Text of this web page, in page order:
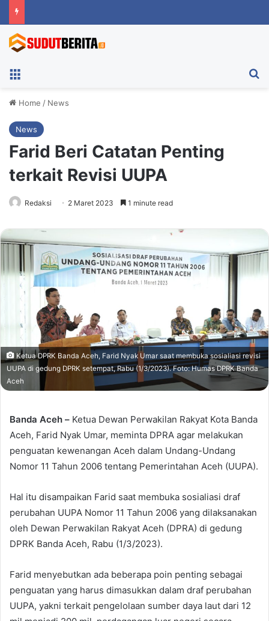
Home / News
News
Farid Beri Catatan Penting
terkait Revisi UUPA
Redaksi 2 Maret 2023 1 minute read
Ketua DPRK Banda Aceh, Farid Nyak Umar saat membuka sosialiasi revisi
UUPA di gedung DPRK setempat, Rabu (1/3/2023). Foto: Humas DPRK Banda
Aceh
Banda Aceh – Ketua Dewan Perwakilan Rakyat Kota Banda
Aceh, Farid Nyak Umar, meminta DPRA agar melakukan
penguatan kewenangan Aceh dalam Undang-Undang
Nomor 11 Tahun 2006 tentang Pemerintahan Aceh (UUPA).
Hal itu disampaikan Farid saat membuka sosialiasi draf
perubahan UUPA Nomor 11 Tahun 2006 yang dilaksanakan
oleh Dewan Perwakilan Rakyat Aceh (DPRA) di gedung
DPRK Banda Aceh, Rabu (1/3/2023).
Farid menyebutkan ada beberapa poin penting sebagai
penguatan yang harus dimasukkan dalam draf perubahan
UUPA, yakni terkait pengelolaan sumber daya laut dari 12